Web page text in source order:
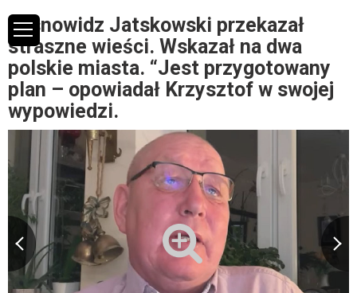
Jasnowidz Jatskowski przekazał
straszne wieści. Wskazał na dwa
polskie miasta. “Jest przygotowany
plan – opowiadał Krzysztof w swojej
wypowiedzi.